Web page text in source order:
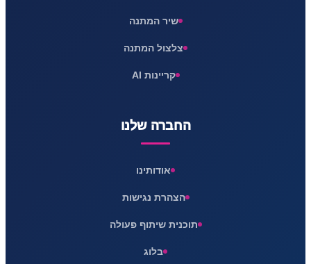
שיר המתנה
צלצול המתנה
קריינות AI
החברה שלנו
אודותינו
הצהרת נגישות
תוכנית שיתוף פעולה
בלוג